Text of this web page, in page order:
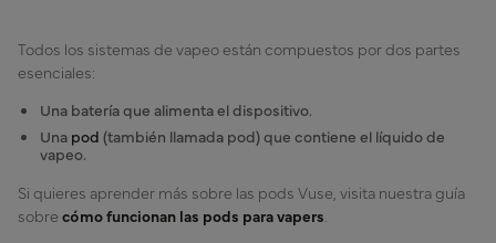
Todos los sistemas de vapeo están compuestos por dos partes
esenciales:
Una batería que alimenta el dispositivo.
Una pod (también llamada pod) que contiene el líquido de
vapeo.
Si quieres aprender más sobre las pods Vuse, visita nuestra guía
sobre cómo funcionan las pods para vapers